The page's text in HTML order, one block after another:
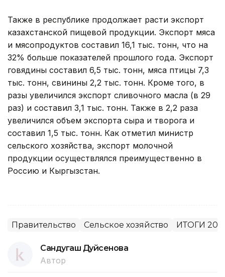
Также в республике продолжает расти экспорт
казахстанской пищевой продукции. Экспорт мяса
и мясопродуктов составил 16,1 тыс. тонн, что на
32% больше показателей прошлого года. Экспорт
говядины составил 6,5 тыс. тонн, мяса птицы 7,3
тыс. тонн, свинины 2,2 тыс. тонн. Кроме того, в
разы увеличился экспорт сливочного масла (в 29
раз) и составил 3,1 тыс. тонн. Также в 2,2 раза
увеличился объем экспорта сыра и творога и
составил 1,5 тыс. тонн. Как отметил министр
сельского хозяйства, экспорт молочной
продукции осуществлялся преимущественно в
Россию и Кыргызстан.
Правительство Сельское хозяйство ИТОГИ 2015
Сандугаш Дуйсенова
Автор